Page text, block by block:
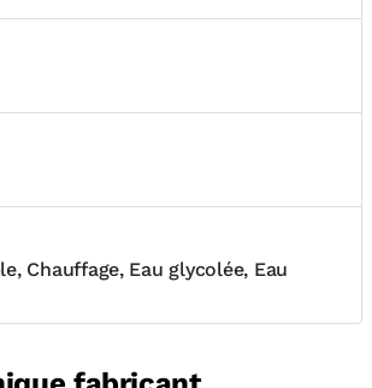
Chauffage, Eau glycolée, Eau